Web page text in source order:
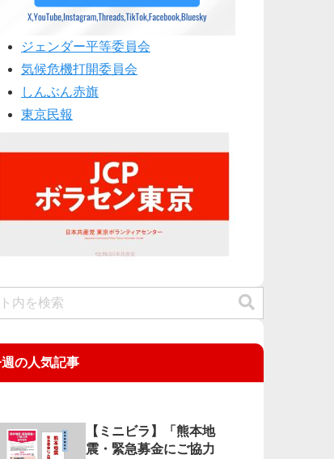
ジェンダー平等委員会
気候危機打開委員会
しんぶん赤旗
東京民報
の人気記事
【ミニビラ】「熊本地
震・緊急募金にご協力